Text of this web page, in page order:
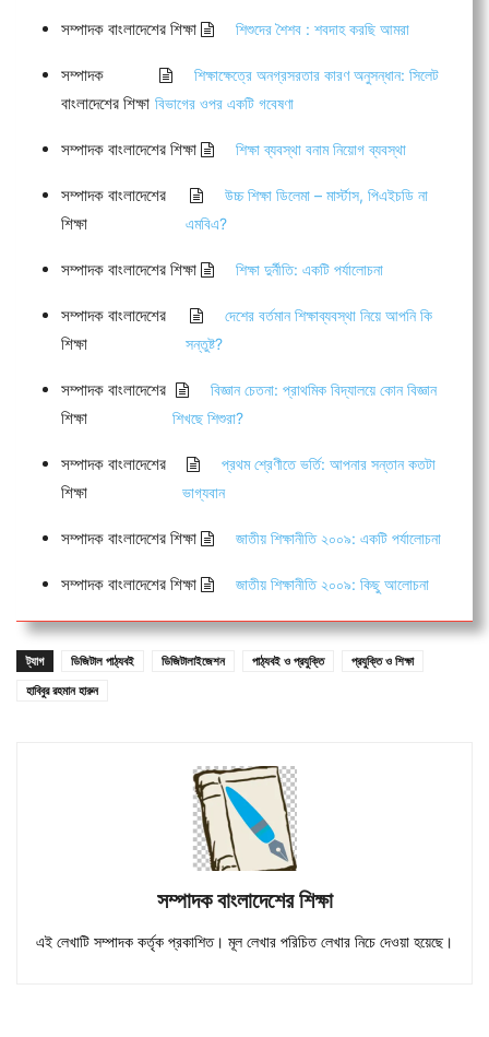
সম্পাদক বাংলাদেশের শিক্ষা শিশুদের শৈশব : শবদাহ করছি আমরা
সম্পাদক
বাংলাদেশের শিক্ষা
শিক্ষাক্ষেত্রে অনগ্রসরতার কারণ অনুসন্ধান: সিলেট
বিভাগের ওপর একটি গবেষণা
সম্পাদক বাংলাদেশের শিক্ষা শিক্ষা ব্যবস্থা বনাম নিয়োগ ব্যবস্থা
সম্পাদক বাংলাদেশের
শিক্ষা
উচ্চ শিক্ষা ডিলেমা – মার্স্টাস, পিএইচডি না
এমবিএ?
সম্পাদক বাংলাদেশের শিক্ষা শিক্ষা দুর্নীতি: একটি পর্যালোচনা
সম্পাদক বাংলাদেশের
শিক্ষা
দেশের বর্তমান শিক্ষাব্যবস্থা নিয়ে আপনি কি
সন্তুষ্ট?
সম্পাদক বাংলাদেশের
শিক্ষা
বিজ্ঞান চেতনা: প্রাথমিক বিদ্যালয়ে কোন বিজ্ঞান
শিখছে শিশুরা?
সম্পাদক বাংলাদেশের
শিক্ষা
প্রথম শ্রেণীতে ভর্তি: আপনার সন্তান কতটা
ভাগ্যবান
সম্পাদক বাংলাদেশের শিক্ষা জাতীয় শিক্ষানীতি ২০০৯: একটি পর্যালোচনা
সম্পাদক বাংলাদেশের শিক্ষা জাতীয় শিক্ষানীতি ২০০৯: কিছু আলোচনা
ট্যাগ ডিজিটাল পাঠ্যবই ডিজিটালাইজেশন পাঠ্যবই ও প্রযুক্তি
প্রযুক্তি ও শিক্ষা
হাবিবুর রহমান হারুন
সম্পাদক বাংলাদেশের শিক্ষা
এই লেখাটি সম্পাদক কর্তৃক প্রকাশিত। মূল লেখার পরিচিত লেখার নিচে দেওয়া হয়েছে।